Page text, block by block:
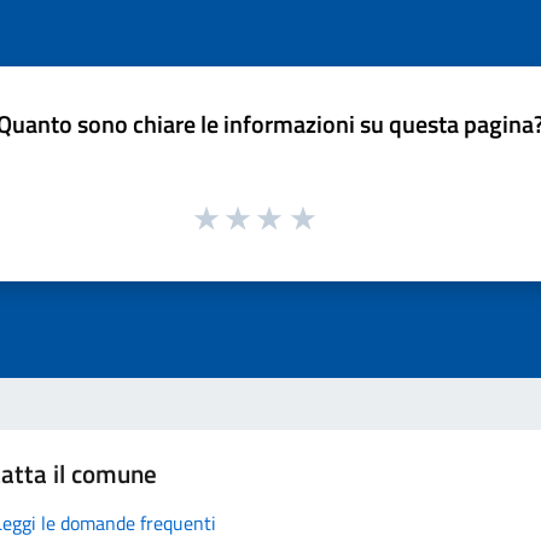
sono chiare le informazioni su questa
il comune
le domande frequenti